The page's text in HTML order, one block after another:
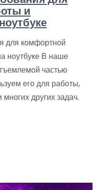
и
для комфортной
ноутбуке В наше
частью
его для работы,
других задач.